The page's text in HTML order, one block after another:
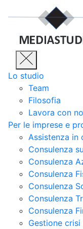
Lo studio
Team
Filosofia
Lavora con
Per le imprese e
Assistenza in
Consulenza
Consulenza
Consulenza
Consulenza
Consulenza
Consulenza
Gestione